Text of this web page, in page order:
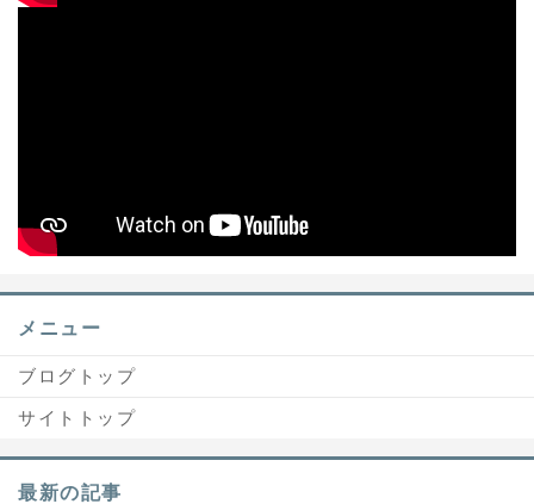
メニュー
ブログトップ
サイトトップ
最新の記事